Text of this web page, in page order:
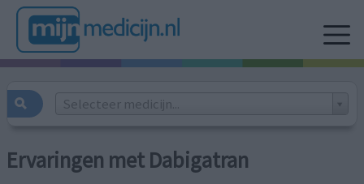
Selecteer medicijn...
Ervaringen met Dabigatran